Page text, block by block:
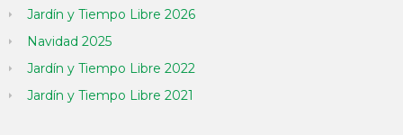
Jardín y Tiempo Libre 2026
Navidad 2025
Jardín y Tiempo Libre 2022
Jardín y Tiempo Libre 2021